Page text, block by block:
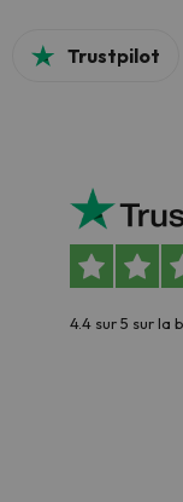
Trustpilot
4.4 sur 5 sur la